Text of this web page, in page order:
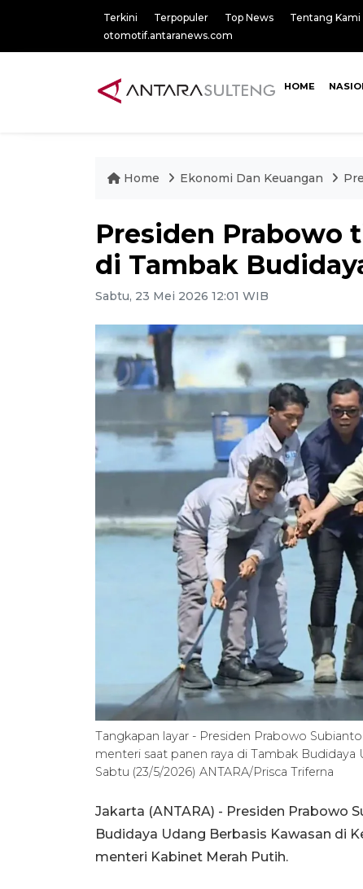
Terkini Terpopuler Top News Tentang Kami
otomotif.antaranews.com
HOME
Home Ekonomi Dan Keuangan
Presiden Prabowo
di Tambak
Sabtu, 23 Mei 2026 12:01 WIB
Tangkapan layar - Presiden Prabowo
menteri saat panen raya di Tambak
Sabtu (23/5/2026) ANTARA/Prisca Triferna
Jakarta (ANTARA) - Presiden Prabowo
Budidaya Udang Berbasis Kawasan di
menteri Kabinet Merah Putih.